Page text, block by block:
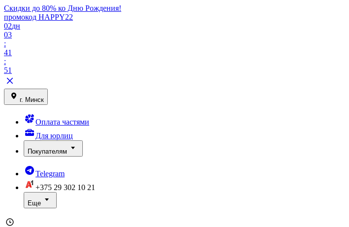
Скидки до 80% ко Дню Рождения!
промокод HAPPY22
02дн
03
:
41
:
51
г. Минск
Оплата частями
Для юрлиц
Покупателям
Telegram
+375 29 302 10 21
Еще